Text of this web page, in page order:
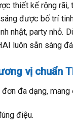
thiết kế rộng
được bố trí
nhật, party nhỏ.
luôn sẵn sàng
vị chuẩn
đa dạng, mang
điệu.